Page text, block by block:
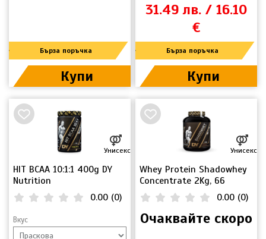
Бърза поръчка
Купи
31.49 лв. / 16.10
€
Бърза поръчка
Купи
HIT BCAA 10:1:1 400g DY
Nutrition
Унисекс
0.00 (0)
Вкус
Whey Protein Shadowhey
Concentrate 2Kg, 66
Servings
Унисекс
0.00 (0)
Очаквайте скоро